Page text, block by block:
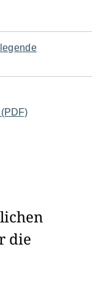
die